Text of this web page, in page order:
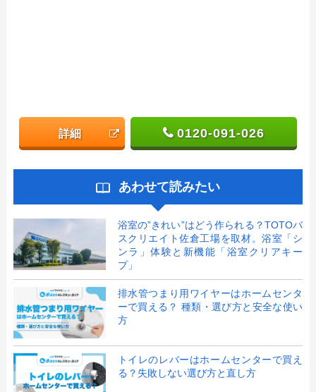
詳細 0120-091-026
あわせて読みたい
浴室の”きれい”はどう作られる？TOTOバ
スクリエイト佐倉工場を取材。浴室「シ
ンラ」体験と新機能「浴室クリアキー
プ」
排水管つまり用ワイヤーはホームセンタ
ーで買える？ 種類・選び方と安全な使い
方
トイレのレバーはホームセンターで買え
る？失敗しない選び方と直し方